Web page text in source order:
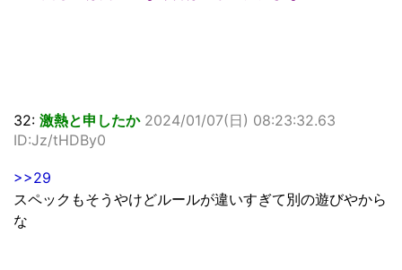
32: 激熱と申したか 2024/01/07(日) 08:23:32.63
ID:Jz/tHDBy0
>>29
スペックもそうやけどルールが違いすぎて別の遊びやから
な